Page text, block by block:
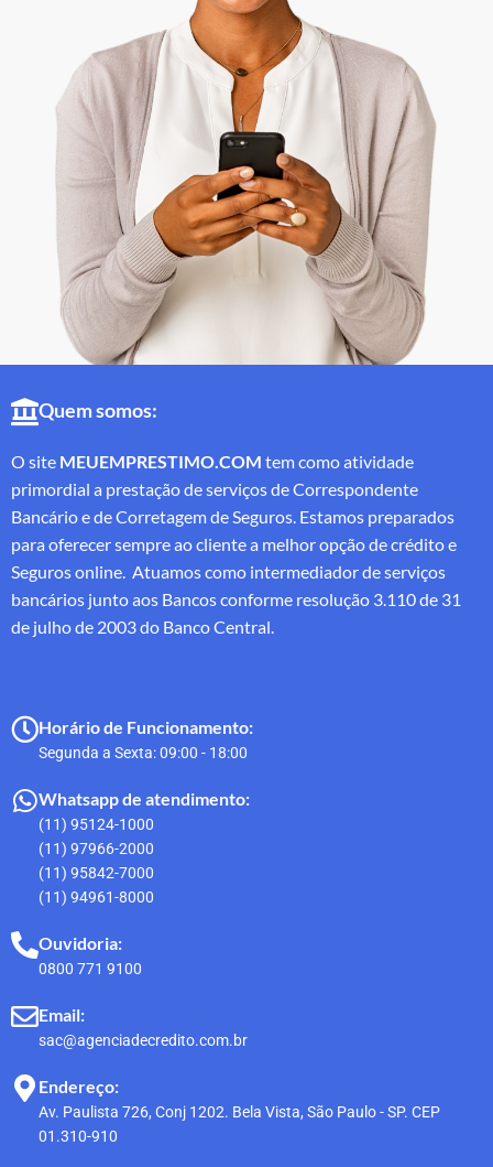
Quem somos:
O site MEUEMPRESTIMO.COM tem como atividade
primordial a prestação de serviços de Correspondente
Bancário e de Corretagem de Seguros. Estamos preparados
para oferecer sempre ao cliente a melhor opção de crédito e
Seguros online. Atuamos como intermediador de serviços
bancários junto aos Bancos conforme resolução 3.110 de 31
de julho de 2003 do Banco Central.
Horário de Funcionamento:
Segunda a Sexta: 09:00 - 18:00
Whatsapp de atendimento:
(11) 95124-1000
(11) 97966-2000
(11) 95842-7000
(11) 94961-8000
Ouvidoria:
0800 771 9100
Email:
sac@agenciadecredito.com.br
Endereço:
Av. Paulista 726, Conj 1202. Bela Vista, São Paulo - SP. CEP
01.310-910